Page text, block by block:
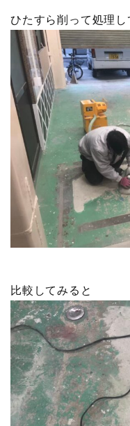
ひたすら削って処理し
比較してみると